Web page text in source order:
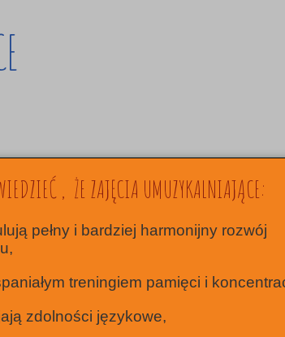
, ŻE ZAJĘCIA UMUZYKALNIAJĄCE:
pełny i bardziej harmonijny rozwój
treningiem pamięci i
zdolności językowe,